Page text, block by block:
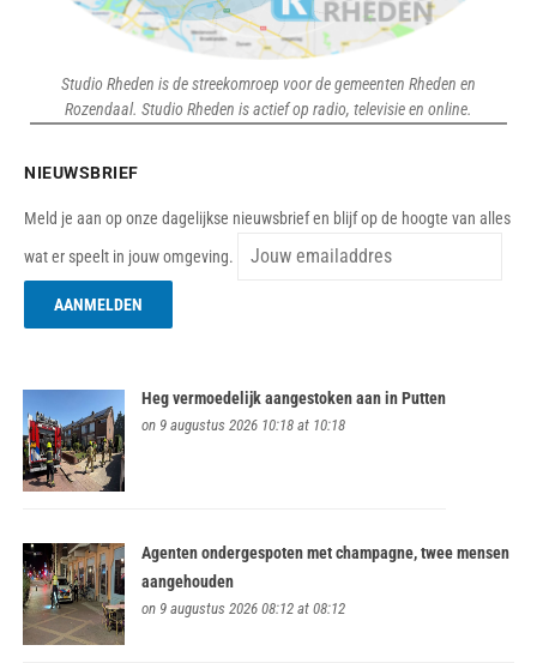
Studio Rheden is de streekomroep voor de gemeenten Rheden en
Rozendaal. Studio Rheden is actief op radio, televisie en online.
NIEUWSBRIEF
Meld je aan op onze dagelijkse nieuwsbrief en blijf op de hoogte van alles
wat er speelt in jouw omgeving.
Heg vermoedelijk aangestoken aan in Putten
on 9 augustus 2026 10:18 at 10:18
Agenten ondergespoten met champagne, twee mensen
aangehouden
on 9 augustus 2026 08:12 at 08:12